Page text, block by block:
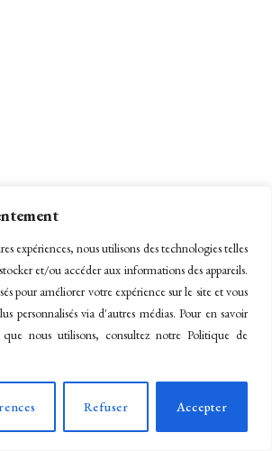
expériences, nous utilisons des technologies telles
et/ou accéder aux informations des appareils.
pour améliorer votre expérience sur le site et vous
personnalisés via d'autres médias. Pour en savoir
nous utilisons, consultez notre Politique de
Refuser Accepter